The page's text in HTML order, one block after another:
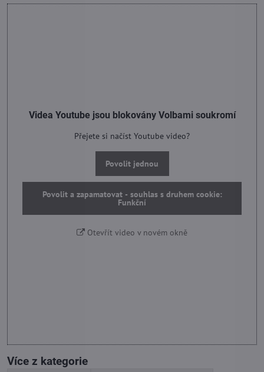
Videa Youtube jsou blokovány Volbami soukromí
Přejete si načíst Youtube video?
Povolit jednou
Povolit a zapamatovat - souhlas s druhem cookie:
Funkční
Otevřít video v novém okně
Více z kategorie